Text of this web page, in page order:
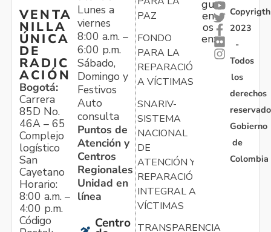
VENTA
NILLA
ÚNICA
DE
RADIC
ACIÓN
Bogotá:
Carrera
85D No.
46A – 65
Complejo
logístico
San
Cayetano
Horario:
8:00 a.m. –
4:00 p.m.
Código
Lunes a
viernes
8:00 a.m. –
6:00 p.m.
Sábado,
Domingo y
Festivos
Auto
consulta
Puntos de
Atención y
Centros
Regionales
Unidad en
línea
Centro
PAZ
FONDO
PARA LA
REPARACIÓN
A VÍCTIMAS
SNARIV-
SISTEMA
NACIONAL
DE
ATENCIÓN Y
REPARACIÓN
INTEGRAL A
VÍCTIMAS
TRANSPARENCIA
gu
en
os
en:
Copyrigth
2023
-
Todos
los
derechos
Gobierno
de
Colombia